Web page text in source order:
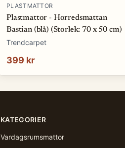
PLASTMATTOR
Plastmattor - Horredsmattan
Bastian (blå) (Storlek: 70 x 50 cm)
Trendcarpet
399 kr
KATEGORIER
Vardagsrumsmattor